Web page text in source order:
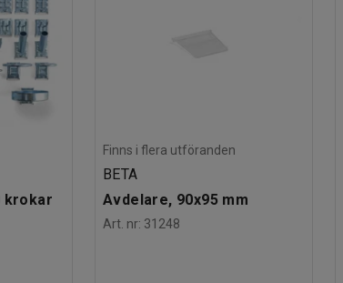
krokar
Finns i flera utföranden
BETA
Avdelare, 90x95 mm
Art. nr: 31248